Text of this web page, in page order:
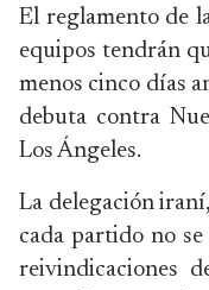
El reglamento de
equipos tendrán
menos cinco días
debuta contra
Los Ángeles.
La delegación
cada partido no
reivindicaciones